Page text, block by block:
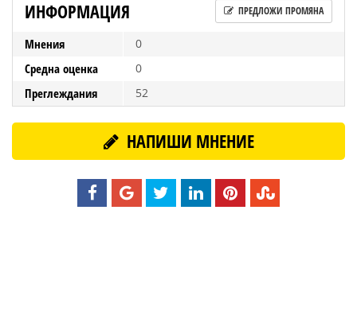
ИНФОРМАЦИЯ ПРЕДЛОЖИ ПРОМЯНА
Мнения 0
Средна оценка 0
Преглеждания 52
НАПИШИ МНЕНИЕ